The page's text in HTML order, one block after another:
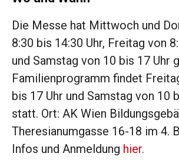
Die Messe hat Mittwoch und
8:30 bis 14:30 Uhr, Freitag von
und Samstag von 10 bis 17 Uhr
Familienprogramm findet
bis 17 Uhr und Samstag von 10
statt. Ort: AK Wien
Theresianumgasse 16-18 im 4.
Infos und Anmeldung hier.